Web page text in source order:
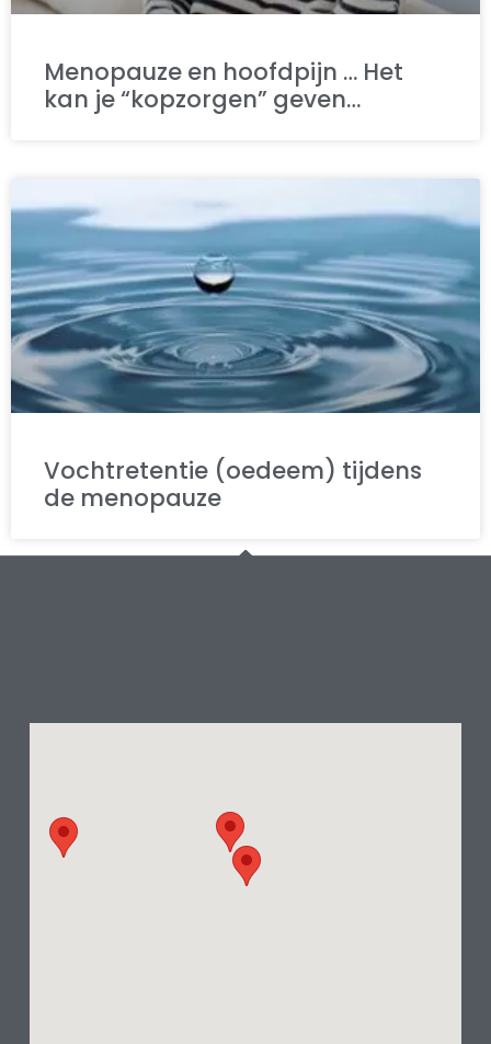
Menopauze en hoofdpijn … Het
kan je “kopzorgen” geven…
Vochtretentie (oedeem) tijdens
de menopauze